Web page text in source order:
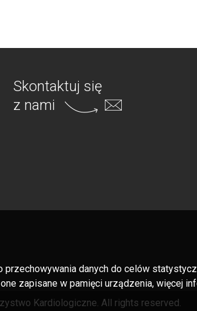
Skontaktuj się
z nami
Kardiologiczne. All rights reserved.
danych do celów
zapisane w pamięci urządzenia, więcej